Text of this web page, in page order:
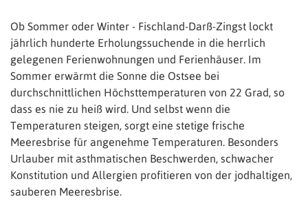
Ob Sommer oder Winter - Fischland-Darß-Zingst lockt
jährlich hunderte Erholungssuchende in die herrlich
gelegenen Ferienwohnungen und Ferienhäuser. Im
Sommer erwärmt die Sonne die Ostsee bei
durchschnittlichen Höchsttemperaturen von 22 Grad, so
dass es nie zu heiß wird. Und selbst wenn die
Temperaturen steigen, sorgt eine stetige frische
Meeresbrise für angenehme Temperaturen. Besonders
Urlauber mit asthmatischen Beschwerden, schwacher
Konstitution und Allergien profitieren von der jodhaltigen,
sauberen Meeresbrise.